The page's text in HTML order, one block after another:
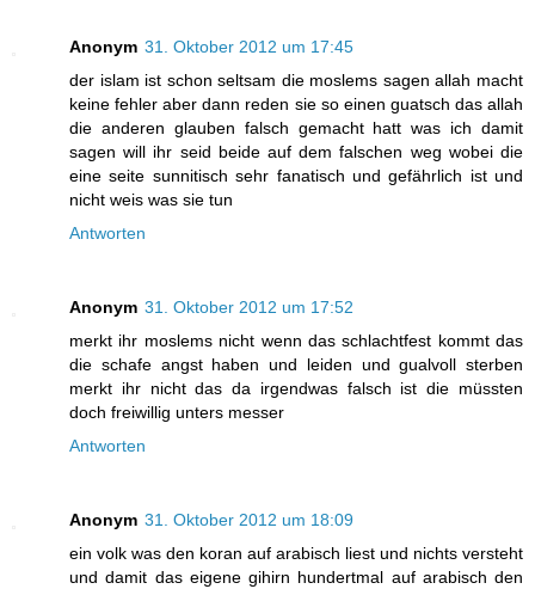
Anonym 31. Oktober 2012 um 17:45
der islam ist schon seltsam die moslems sagen allah macht
keine fehler aber dann reden sie so einen guatsch das allah
die anderen glauben falsch gemacht hatt was ich damit
sagen will ihr seid beide auf dem falschen weg wobei die
eine seite sunnitisch sehr fanatisch und gefährlich ist und
nicht weis was sie tun
Antworten
Anonym 31. Oktober 2012 um 17:52
merkt ihr moslems nicht wenn das schlachtfest kommt das
die schafe angst haben und leiden und gualvoll sterben
merkt ihr nicht das da irgendwas falsch ist die müssten
doch freiwillig unters messer
Antworten
Anonym 31. Oktober 2012 um 18:09
ein volk was den koran auf arabisch liest und nichts versteht
und damit das eigene gihirn hundertmal auf arabisch den